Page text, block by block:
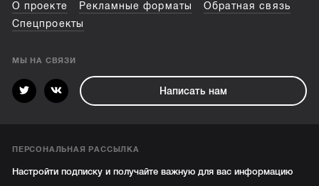
О проекте Рекламные форматы
Обратная связь
Спецпроекты
МЫ НА СВЯЗИ
Написать нам
ПЕРСОНАЛЬНАЯ РАССЫЛКА
Настройти подписку и получайте важную для вас информацию